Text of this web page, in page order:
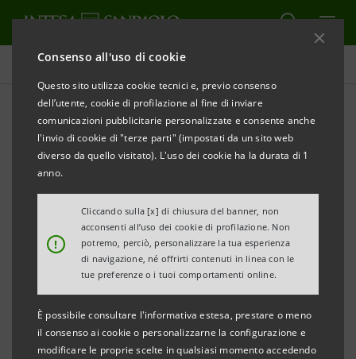
Consenso all'uso di cookie
Questo sito utilizza cookie tecnici e, previo consenso
dell’utente, cookie di profilazione al fine di inviare
comunicazioni pubblicitarie personalizzate e consente anche
l'invio di cookie di "terze parti" (impostati da un sito web
diverso da quello visitato). L'uso dei cookie ha la durata di 1
anno.
!
Cliccando sulla [x] di chiusura del banner, non
acconsenti all’uso dei cookie di profilazione. Non
potremo, perciò, personalizzare la tua esperienza
di navigazione, né offrirti contenuti in linea con le
tue preferenze o i tuoi comportamenti online.
È possibile consultare l'informativa estesa, prestare o meno
il consenso ai cookie o personalizzarne la configurazione e
modificare le proprie scelte in qualsiasi momento accedendo
Comunicati stampa
STAMPA AGGIORNA
Tre fondi di Venture Capital investono nella giovane
ATLANTE VENTURES MEZZOGIORNO, VERTIS
VENTURE E TT VENTURE INVESTONO IN
PERSONAL FACTORY